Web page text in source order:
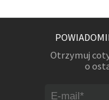
Otrzymuj
o